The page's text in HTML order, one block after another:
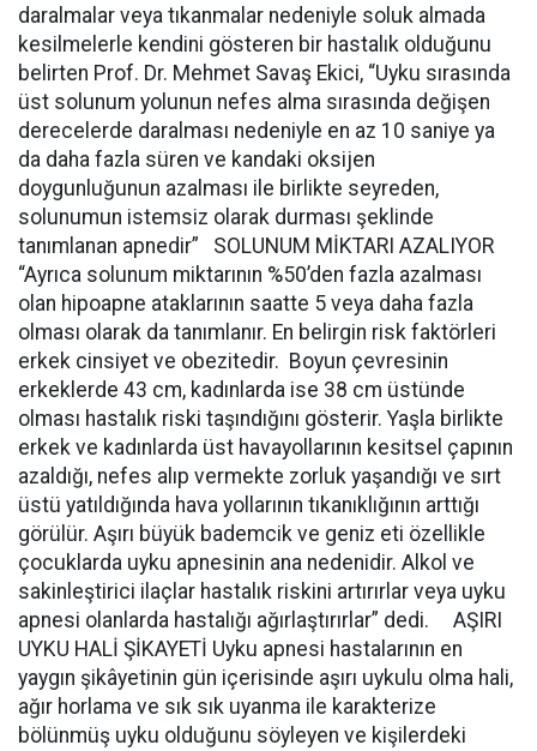
daralmalar veya tıkanmalar nedeniyle soluk almada
kesilmelerle kendini gösteren bir hastalık olduğunu
belirten Prof. Dr. Mehmet Savaş Ekici, “Uyku sırasında
üst solunum yolunun nefes alma sırasında değişen
derecelerde daralması nedeniyle en az 10 saniye ya
da daha fazla süren ve kandaki oksijen
doygunluğunun azalması ile birlikte seyreden,
solunumun istemsiz olarak durması şeklinde
tanımlanan apnedir” SOLUNUM MİKTARI AZALIYOR
“Ayrıca solunum miktarının %50’den fazla azalması
olan hipoapne ataklarının saatte 5 veya daha fazla
olması olarak da tanımlanır. En belirgin risk faktörleri
erkek cinsiyet ve obezitedir. Boyun çevresinin
erkeklerde 43 cm, kadınlarda ise 38 cm üstünde
olması hastalık riski taşındığını gösterir. Yaşla birlikte
erkek ve kadınlarda üst havayollarının kesitsel çapının
azaldığı, nefes alıp vermekte zorluk yaşandığı ve sırt
üstü yatıldığında hava yollarının tıkanıklığının arttığı
görülür. Aşırı büyük bademcik ve geniz eti özellikle
çocuklarda uyku apnesinin ana nedenidir. Alkol ve
sakinleştirici ilaçlar hastalık riskini artırırlar veya uyku
apnesi olanlarda hastalığı ağırlaştırırlar” dedi. AŞIRI
UYKU HALİ ŞİKAYETİ Uyku apnesi hastalarının en
yaygın şikâyetinin gün içerisinde aşırı uykulu olma hali,
ağır horlama ve sık sık uyanma ile karakterize
bölünmüş uyku olduğunu söyleyen ve kişilerdeki